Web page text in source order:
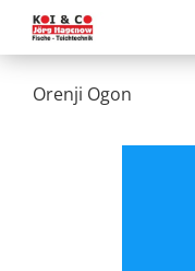
Orenji Ogon